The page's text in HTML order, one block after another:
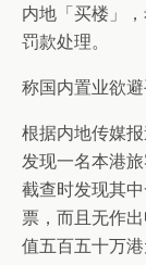
内地「买楼」
罚款处理。
称国内置业欲
根据内地传媒
发现一名本港
截查时发现其
票，而且无作
值五百五十万港